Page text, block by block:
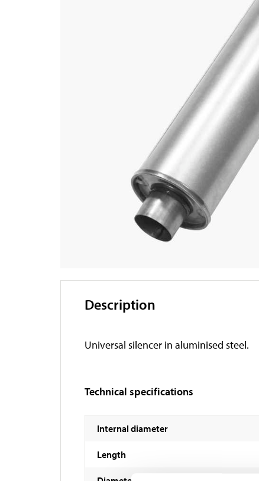
Description
Universal silencer in aluminised steel.
Technical specifications
Internal diameter
Length